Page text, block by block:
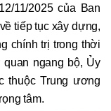
11/2025 của Ban
tiếp tục xây dựng,
chính trị trong thời
ngang bộ, Ủy
thuộc Trung ương
tâm.